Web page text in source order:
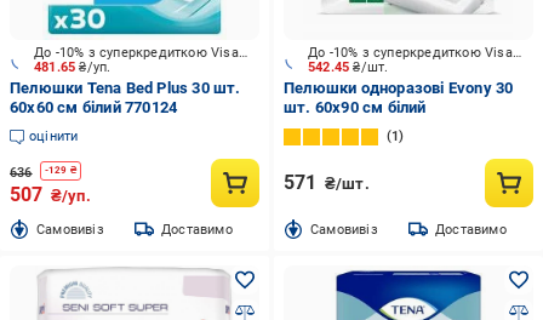
481.65₴/уп.
До -10% з суперкредиткою Visa Вигода
Пелюшки Tena Bed Plus 30 шт.
60х60 см білий 770124
оцінити
636 -129 ₴
507 ₴/уп.
Cамовивіз Доставимо
542.45₴/шт.
До -10% з суперкредиткою Visa Вигода
Пелюшки одноразові Evony 30
шт. 60х90 см білий
1
571 ₴/шт.
Cамовивіз Доставимо